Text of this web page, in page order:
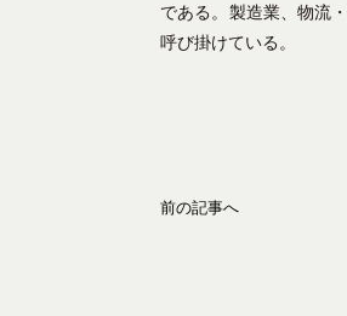
である。製造業、物流
呼び掛けている。
前の記事へ